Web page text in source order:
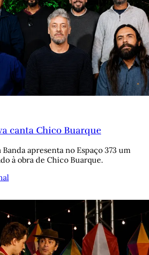
canta Chico Buarque
Banda apresenta no Espaço 373 um
à obra de Chico Buarque.